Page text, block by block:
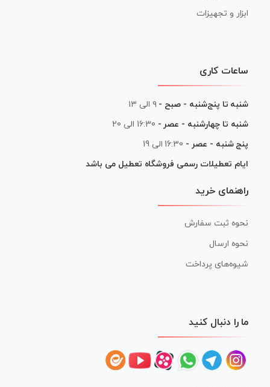
ابزار و تجهیزات
ساعات کاری
شنبه تا پنج‌شنبه - صبح - ۹ الی ۱۳
شنبه تا چهارشنبه - عصر - 16:30 الی 20
پنج شنبه - عصر - 16:30 الی 19
ایام تعطیلات رسمی فروشگاه تعطیل می باشد
راهنمای خرید
نحوه ثبت سفارش
نحوه ارسال
شیوه‌های پرداخت
ما را دنبال کنید